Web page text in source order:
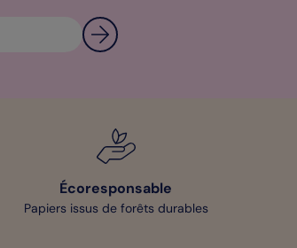
Écoresponsable
Papiers issus de forêts durables